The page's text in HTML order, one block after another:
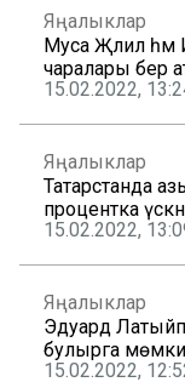
Яңалыклар
Муса Җәлил
чаралары бер
15.02.2022,
Яңалыклар
Татарстанда
процентка үскән
15.02.2022,
Яңалыклар
Эдуард
булырга
15.02.2022,